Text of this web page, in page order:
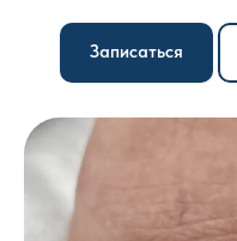
Записаться